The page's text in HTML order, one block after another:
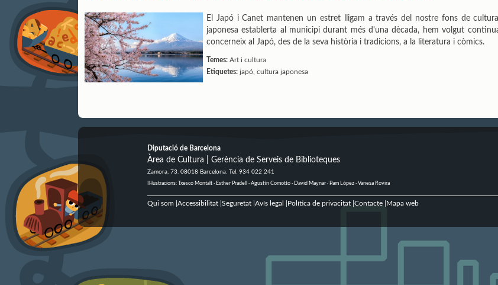
El Japó i Canet mantenen un estret lligam a través del nostre fons de
japonesa establerta al municipi durant més d'una dècada, hem volgut
concerneix al Japó, des de la seva història i tradicions, a la literatura i còmics.
Temes: Art i cultura
Etiquetes: japó, cultura japonesa
Diputació de Barcelona
Àrea de Cultura | Gerència de Serveis de Biblioteques
Zamora, 73. 08018 Barcelona. Tel. 934 022 241
Il·lustracions: Txesco Montalt · Esther Pradell · Agustín Comotto · David Maynar · Pam López · Vanesa Rovira
Qui som Accessibilitat| Seguretat| Avís legal Política de privacitat| Contacte| Mapa web